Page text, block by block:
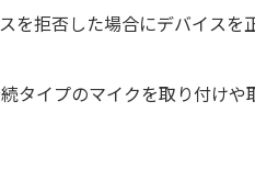
を拒否した場合にデバイスを
タイプのマイクを取り付け